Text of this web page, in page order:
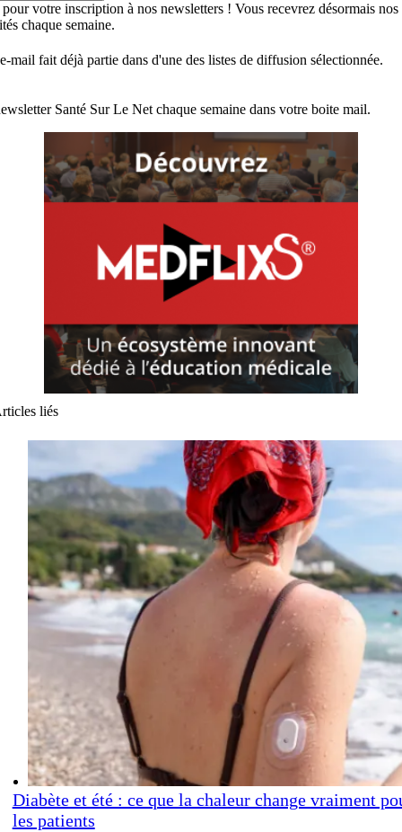
votre inscription à nos newsletters ! Vous recevrez désormais nos
chaque semaine.
mail fait déjà partie dans d'une des listes de diffusion sélectionnée.
Santé Sur Le Net chaque semaine dans votre boite mail.
liés
Diabète et été : ce que la chaleur change vraiment
les patients